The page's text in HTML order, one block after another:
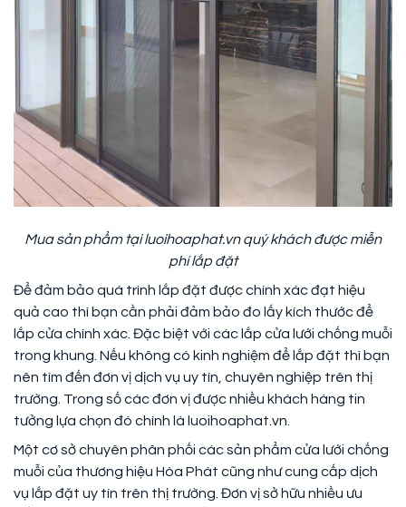
Mua sản phẩm tại luoihoaphat.vn quý khách được miễn
phí lắp đặt
Để đảm bảo quá trình lắp đặt được chính xác đạt hiệu
quả cao thì bạn cần phải đảm bảo đo lấy kích thước để
lắp cửa chính xác. Đặc biệt với các lắp cửa lưới chống muỗi
trong khung. Nếu không có kinh nghiệm để lắp đặt thì bạn
nên tìm đến đơn vị dịch vụ uy tín, chuyên nghiệp trên thị
trường. Trong số các đơn vị được nhiều khách hàng tin
tưởng lựa chọn đó chính là luoihoaphat.vn.
Một cơ sở chuyên phân phối các sản phẩm cửa lưới chống
muỗi của thương hiệu Hòa Phát cũng như cung cấp dịch
vụ lắp đặt uy tín trên thị trường. Đơn vị sở hữu nhiều ưu